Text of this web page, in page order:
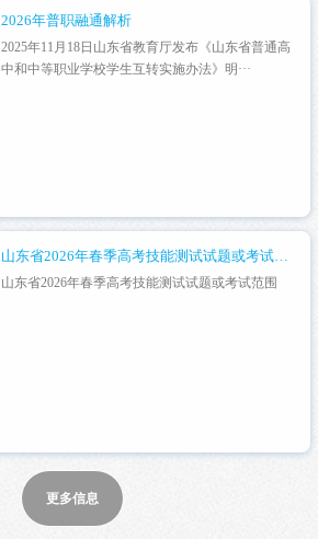
2026年普职融通解析
2025年11月18日山东省教育厅发布《山东省普通高
中和中等职业学校学生互转实施办法》明···
山东省2026年春季高考技能测试试题或考试范围
山东省2026年春季高考技能测试试题或考试范围
更多信息